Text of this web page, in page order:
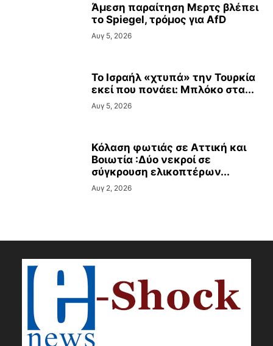
Άμεση παραίτηση Mερτς βλέπει
το Spiegel, τρόμος για AfD
Αυγ 5, 2026
Το Ισραήλ «χτυπά» την Τουρκία
εκεί που πονάει: Μπλόκο στα...
Αυγ 5, 2026
Κόλαση φωτιάς σε Αττική και
Βοιωτία :Δύο νεκροί σε
σύγκρουση ελικοπτέρων...
Αυγ 2, 2026